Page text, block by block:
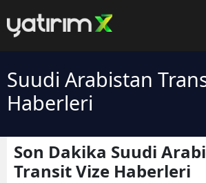
Suudi Arabistan
Haberleri
Son Dakika Suudi
Transit Vize Haberleri